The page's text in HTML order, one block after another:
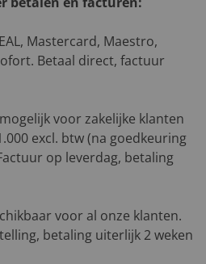
Mastercard, Maestro,
Betaal direct, factuur
voor zakelijke klanten
excl. btw (na goedkeuring
op leverdag, betaling
voor al onze klanten.
betaling uiterlijk 2 weken